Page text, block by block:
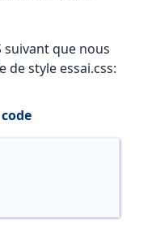
suivant que nous
style essai.css: